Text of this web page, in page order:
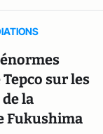
sur les
la
Fukushima